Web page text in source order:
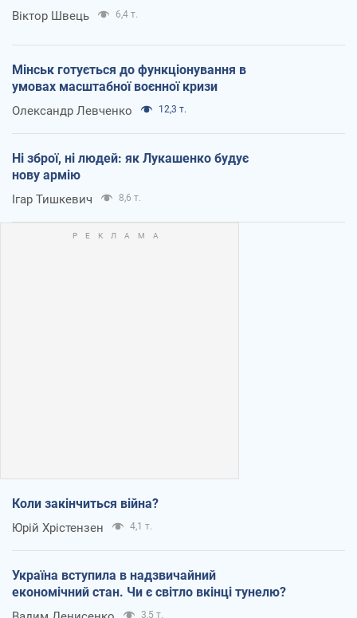
Віктор Швець 6,4 т.
Мінськ готується до функціонування в
умовах масштабної воєнної кризи
Олександр Левченко 12,3 т.
Ні зброї, ні людей: як Лукашенко будує
нову армію
Ігар Тишкевич 8,6 т.
Коли закінчиться війна?
Юрій Хрістензен 4,1 т.
Україна вступила в надзвичайний
економічний стан. Чи є світло вкінці тунелю?
3,5 т.